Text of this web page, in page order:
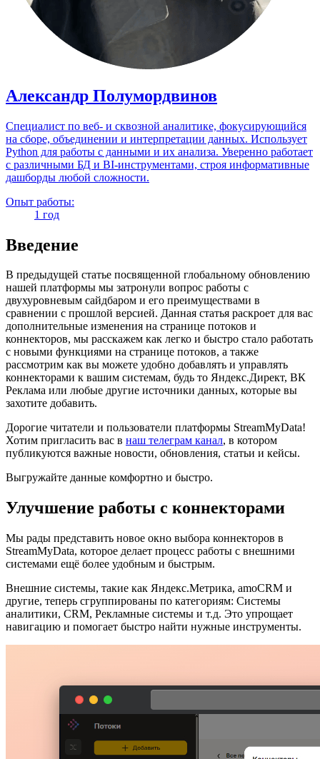
Александр Полумордвинов
Специалист по веб- и сквозной аналитике, фокусирующийся
на сборе, объединении и интерпретации данных. Использует
Python для работы с данными и их анализа. Уверенно работает
с различными БД и BI-инструментами, строя информативные
дашборды любой сложности.
Опыт работы:
1 год
Введение
В предыдущей статье посвященной глобальному обновлению
нашей платформы мы затронули вопрос работы с
двухуровневым сайдбаром и его преимуществами в
сравнении с прошлой версией. Данная статья раскроет для вас
дополнительные изменения на странице потоков и
коннекторов, мы расскажем как легко и быстро стало работать
с новыми функциями на странице потоков, а также
рассмотрим как вы можете удобно добавлять и управлять
коннекторами к вашим системам, будь то Яндекс.Директ, ВК
Реклама или любые другие источники данных, которые вы
захотите добавить.
Дорогие читатели и пользователи платформы StreamMyData!
Хотим пригласить вас в наш телеграм канал, в котором
публикуются важные новости, обновления, статьи и кейсы.
Выгружайте данные комфортно и быстро.
Улучшение работы с коннекторами
Мы рады представить новое окно выбора коннекторов в
StreamMyData, которое делает процесс работы с внешними
системами ещё более удобным и быстрым.
Внешние системы, такие как Яндекс.Метрика, amoCRM и
другие, теперь сгруппированы по категориям: Системы
аналитики, CRM, Рекламные системы и т.д. Это упрощает
навигацию и помогает быстро найти нужные инструменты.